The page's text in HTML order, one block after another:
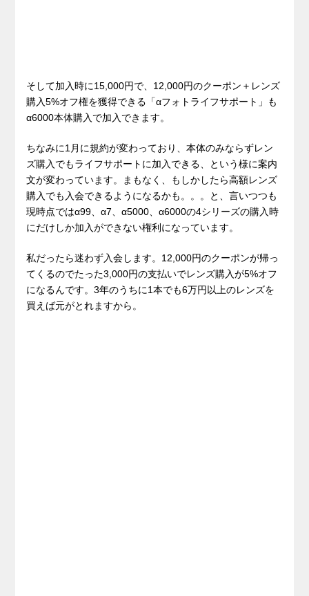
そして加入時に15,000円で、12,000円のクーポン＋レンズ
購入5%オフ権を獲得できる「αフォトライフサポート」も
α6000本体購入で加入できます。
ちなみに1月に規約が変わっており、本体のみならずレン
ズ購入でもライフサポートに加入できる、という様に案内
文が変わっています。まもなく、もしかしたら高額レンズ
購入でも入会できるようになるかも。。。と、言いつつも
現時点ではα99、α7、α5000、α6000の4シリーズの購入時
にだけしか加入ができない権利になっています。
私だったら迷わず入会します。12,000円のクーポンが帰っ
てくるのでたった3,000円の支払いでレンズ購入が5%オフ
になるんです。3年のうちに1本でも6万円以上のレンズを
買えば元がとれますから。